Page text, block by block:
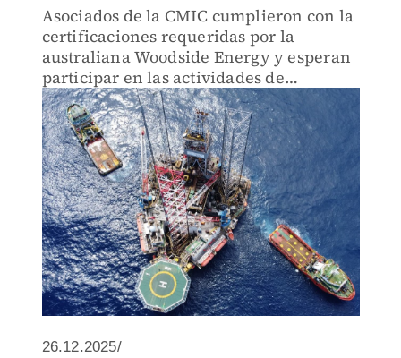
Asociados de la CMIC cumplieron con la
certificaciones requeridas por la
australiana Woodside Energy y esperan
participar en las actividades de
perforación de pozos
26.12.2025/